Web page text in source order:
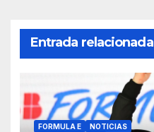
Entrada relacionada
FORMULA E NOTICIAS